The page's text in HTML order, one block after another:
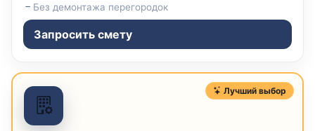
Без демонтажа перегородок
Запросить смету
Лучший выбор